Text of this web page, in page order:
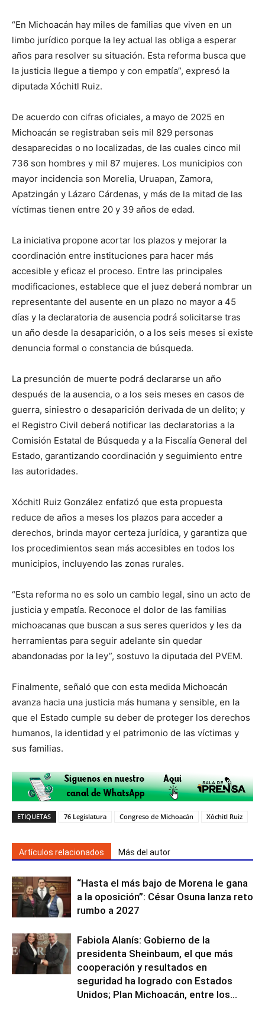
“En Michoacán hay miles de familias que viven en un
limbo jurídico porque la ley actual las obliga a esperar
años para resolver su situación. Esta reforma busca que
la justicia llegue a tiempo y con empatía”, expresó la
diputada Xóchitl Ruiz.
De acuerdo con cifras oficiales, a mayo de 2025 en
Michoacán se registraban seis mil 829 personas
desaparecidas o no localizadas, de las cuales cinco mil
736 son hombres y mil 87 mujeres. Los municipios con
mayor incidencia son Morelia, Uruapan, Zamora,
Apatzingán y Lázaro Cárdenas, y más de la mitad de las
víctimas tienen entre 20 y 39 años de edad.
La iniciativa propone acortar los plazos y mejorar la
coordinación entre instituciones para hacer más
accesible y eficaz el proceso. Entre las principales
modificaciones, establece que el juez deberá nombrar un
representante del ausente en un plazo no mayor a 45
días y la declaratoria de ausencia podrá solicitarse tras
un año desde la desaparición, o a los seis meses si existe
denuncia formal o constancia de búsqueda.
La presunción de muerte podrá declararse un año
después de la ausencia, o a los seis meses en casos de
guerra, siniestro o desaparición derivada de un delito; y
el Registro Civil deberá notificar las declaratorias a la
Comisión Estatal de Búsqueda y a la Fiscalía General del
Estado, garantizando coordinación y seguimiento entre
las autoridades.
Xóchitl Ruiz González enfatizó que esta propuesta
reduce de años a meses los plazos para acceder a
derechos, brinda mayor certeza jurídica, y garantiza que
los procedimientos sean más accesibles en todos los
municipios, incluyendo las zonas rurales.
“Esta reforma no es solo un cambio legal, sino un acto de
justicia y empatía. Reconoce el dolor de las familias
michoacanas que buscan a sus seres queridos y les da
herramientas para seguir adelante sin quedar
abandonadas por la ley”, sostuvo la diputada del PVEM.
Finalmente, señaló que con esta medida Michoacán
avanza hacia una justicia más humana y sensible, en la
que el Estado cumple su deber de proteger los derechos
humanos, la identidad y el patrimonio de las víctimas y
sus familias.
ETIQUETAS 76 Legislatura Congreso de Michoacán Xóchitl Ruiz
Artículos relacionados Más del autor
“Hasta el más bajo de Morena le gana
a la oposición”: César Osuna lanza reto
rumbo a 2027
Fabiola Alanís: Gobierno de la
presidenta Sheinbaum, el que más
cooperación y resultados en
seguridad ha logrado con Estados
Unidos; Plan Michoacán, entre los...